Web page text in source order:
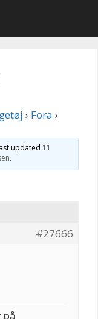
› Fora ›
updated 11
.
#27666
på